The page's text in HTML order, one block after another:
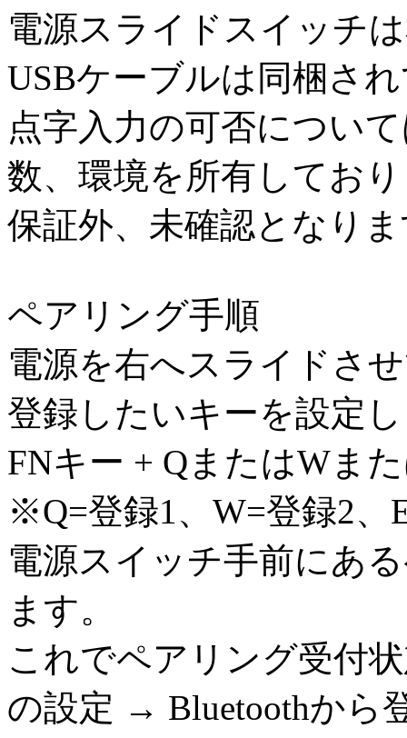
電源スライドスイッチ
USBケーブルは同梱さ
点字入力の可否につい
数、環境を所有してお
保証外、未確認となり
ペアリング手順
電源を右へスライドさ
登録したいキーを設定
FNキー + QまたはWま
※Q=登録1、W=登録2、
電源スイッチ手前にあ
ます。
これでペアリング受付
の設定 → Bluetoothから